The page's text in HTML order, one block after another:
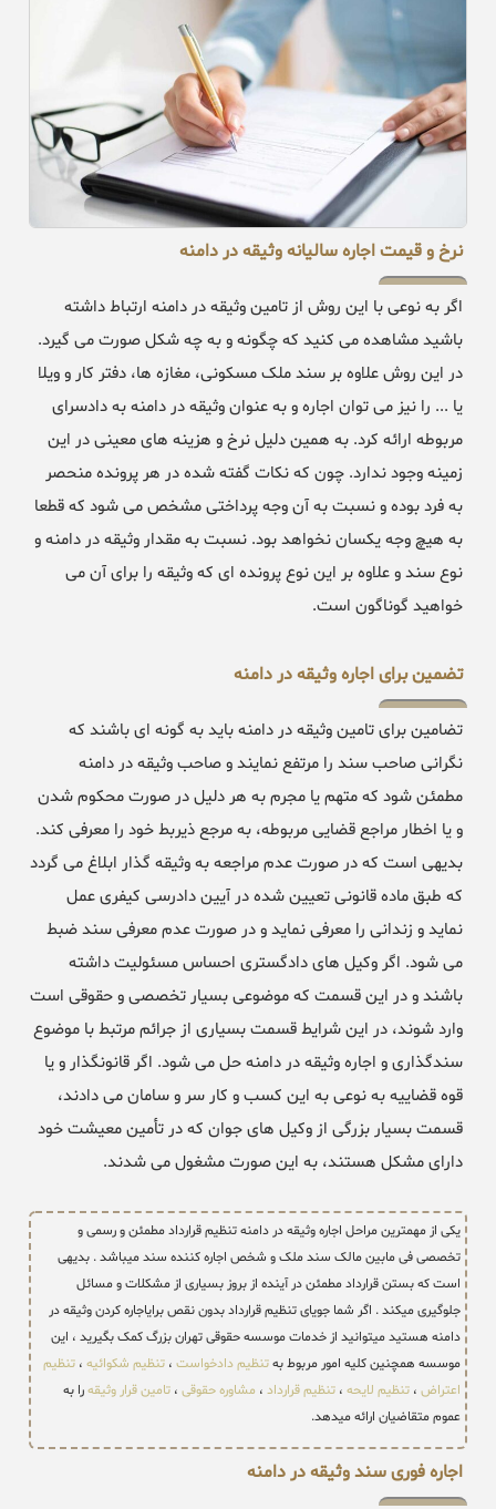
نرخ و قیمت اجاره سالیانه وثیقه در دامنه
اگر به نوعی با این روش از تامین وثیقه در دامنه ارتباط داشته
باشید مشاهده می کنید که چگونه و به چه شکل صورت می گیرد.
در این روش علاوه بر سند ملک مسکونی، مغازه ها، دفتر کار و ویلا
یا ... را نیز می توان اجاره و به عنوان وثیقه در دامنه به دادسرای
مربوطه ارائه کرد. به همین دلیل نرخ و هزینه های معینی در این
زمینه وجود ندارد. چون که نکات گفته شده در هر پرونده منحصر
به فرد بوده و نسبت به آن وجه پرداختی مشخص می شود که قطعا
به هیچ وجه یکسان نخواهد بود. نسبت به مقدار وثیقه در دامنه و
نوع سند و علاوه بر این نوع پرونده ای که وثیقه را برای آن می
خواهید گوناگون است.
تضمین برای اجاره وثیقه در دامنه
تضامین برای تامین وثیقه در دامنه باید به گونه ای باشند که
نگرانی صاحب سند را مرتفع نمایند و صاحب وثیقه در دامنه
مطمئن شود که متهم یا مجرم به هر دلیل در صورت محکوم شدن
و یا اخطار مراجع قضایی مربوطه، به مرجع ذیربط خود را معرفی کند.
بدیهی است که در صورت عدم مراجعه به وثیقه گذار ابلاغ می گردد
که طبق ماده قانونی تعیین شده در آیین دادرسی کیفری عمل
نماید و زندانی را معرفی نماید و در صورت عدم معرفی سند ضبط
می شود. اگر وکیل های دادگستری احساس مسئولیت داشته
باشند و در این قسمت که موضوعی بسیار تخصصی و حقوقی است
وارد شوند، در این شرایط قسمت بسیاری از جرائم مرتبط با موضوع
سندگذاری و اجاره وثیقه در دامنه حل می شود. اگر قانونگذار و یا
قوه قضاییه به نوعی به این کسب و کار سر و سامان می دادند،
قسمت بسیار بزرگی از وکیل های جوان که در تأمین معیشت خود
دارای مشکل هستند، به این صورت مشغول می شدند.
یکی از مهمترین مراحل اجاره وثیقه در دامنه تنظیم قرارداد مطمئن و رسمی و
تخصصی فی مابین مالک سند ملک و شخص اجاره کننده سند میباشد . بدیهی
است که بستن قرارداد مطمئن در آینده از بروز بسیاری از مشکلات و مسائل
جلوگیری میکند . اگر شما جویای تنظیم قرارداد بدون نقص برایاجاره کردن وثیقه در
دامنه هستید میتوانید از خدمات موسسه حقوقی تهران بزرگ کمک بگیرید ، این
موسسه همچنین کلیه امور مربوط بهتنظیم دادخواست ، تنظیم شکوائیه ، تنظیم
اعتراض ، تنظیم لایحه ، تنظیم قرارداد ، مشاوره حقوقی ، تامین قرار وثیقهرا به
عموم متقاضیان ارائه میدهد.
اجاره فوری سند وثیقه در دامنه